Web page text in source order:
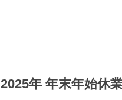
2025年 年末年始休